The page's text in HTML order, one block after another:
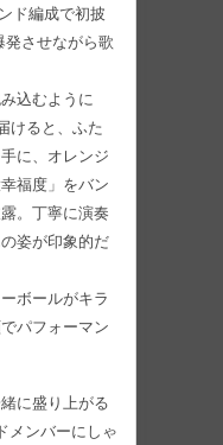
ド編成で初披
発させながら歌
込むように
けると、ふた
に、オレンジ
福度」をバン
。丁寧に演奏
姿が印象的だ
ボールがキラ
パフォーマン
に盛り上がる
メンバーにしゃ